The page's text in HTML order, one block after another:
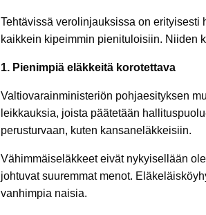
Tehtävissä verolinjauksissa on erityisesti
kaikkein kipeimmin pienituloisiin. Niiden
1. Pienimpiä eläkkeitä korotettava
Valtiovarainministeriön pohjaesityksen
leikkauksia, joista päätetään
perusturvaan, kuten kansaneläkkeisiin.
Vähimmäiseläkkeet eivät nykyisellään
johtuvat suuremmat menot.
vanhimpia naisia.